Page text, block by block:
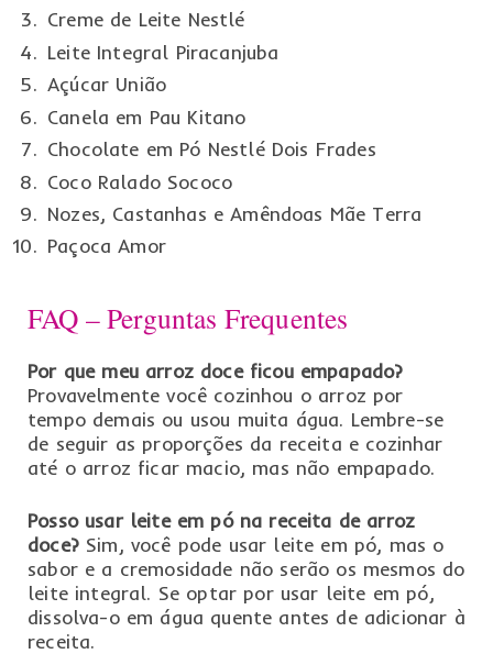
Creme de Leite Nestlé
Leite Integral Piracanjuba
Açúcar União
Canela em Pau Kitano
Chocolate em Pó Nestlé Dois Frades
Coco Ralado Sococo
Nozes, Castanhas e Amêndoas Mãe Terra
Paçoca Amor
FAQ – Perguntas Frequentes
Por que meu arroz doce ficou empapado?
Provavelmente você cozinhou o arroz por
tempo demais ou usou muita água. Lembre-se
de seguir as proporções da receita e cozinhar
até o arroz ficar macio, mas não empapado.
Posso usar leite em pó na receita de arroz
doce?Sim, você pode usar leite em pó, mas o
sabor e a cremosidade não serão os mesmos do
leite integral. Se optar por usar leite em pó,
dissolva-o em água quente antes de adicionar à
receita.